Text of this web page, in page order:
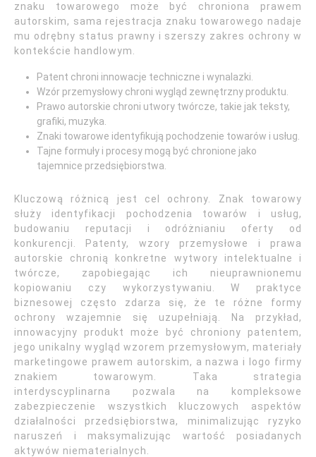
znaku towarowego może być chroniona prawem
autorskim, sama rejestracja znaku towarowego nadaje
mu odrębny status prawny i szerszy zakres ochrony w
kontekście handlowym.
Patent chroni innowacje techniczne i wynalazki.
Wzór przemysłowy chroni wygląd zewnętrzny produktu.
Prawo autorskie chroni utwory twórcze, takie jak teksty,
grafiki, muzyka.
Znaki towarowe identyfikują pochodzenie towarów i usług.
Tajne formuły i procesy mogą być chronione jako
tajemnice przedsiębiorstwa.
Kluczową różnicą jest cel ochrony. Znak towarowy
służy identyfikacji pochodzenia towarów i usług,
budowaniu reputacji i odróżnianiu oferty od
konkurencji. Patenty, wzory przemysłowe i prawa
autorskie chronią konkretne wytwory intelektualne i
twórcze, zapobiegając ich nieuprawnionemu
kopiowaniu czy wykorzystywaniu. W praktyce
biznesowej często zdarza się, że te różne formy
ochrony wzajemnie się uzupełniają. Na przykład,
innowacyjny produkt może być chroniony patentem,
jego unikalny wygląd wzorem przemysłowym, materiały
marketingowe prawem autorskim, a nazwa i logo firmy
znakiem towarowym. Taka strategia
interdyscyplinarna pozwala na kompleksowe
zabezpieczenie wszystkich kluczowych aspektów
działalności przedsiębiorstwa, minimalizując ryzyko
naruszeń i maksymalizując wartość posiadanych
aktywów niematerialnych.